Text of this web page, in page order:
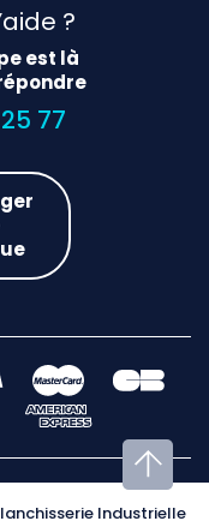
?
est là
77
Industrielle